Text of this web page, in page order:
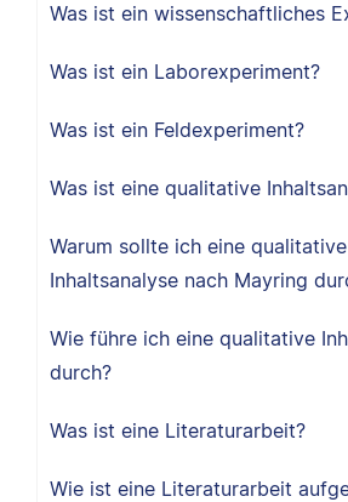
Was ist ein wissenschaftliches
Was ist ein Laborexperiment?
Was ist ein Feldexperiment?
Was ist eine qualitative
Warum sollte ich eine qualitative
Inhaltsanalyse nach Mayring
Wie führe ich eine qualitative
durch?
Was ist eine Literaturarbeit?
Wie ist eine Literaturarbeit